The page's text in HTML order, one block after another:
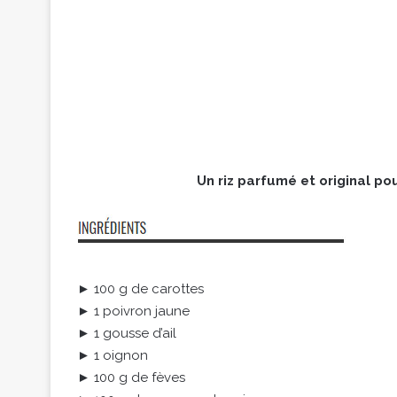
Un riz parfumé et original
► 100 g de carottes
► 1 poivron jaune
► 1 gousse d’ail
► 1 oignon
► 100 g de fèves